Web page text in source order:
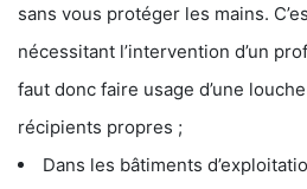
sans vous protéger les mains.
nécessitant l’intervention d’un
faut donc faire usage d’une
récipients propres ;
Dans les bâtiments